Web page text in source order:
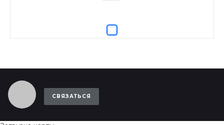
СВЯЗАТЬСЯ